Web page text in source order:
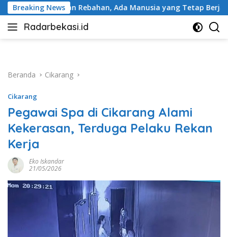
Langsung
ke
konten
Breaking News
Ada Manusia yang Tetap Berjalan BRI Peduli
Radarbekasi.id
Berita
Beranda
Cikarang
Cikarang
Pegawai Spa di Cikarang Alami
Kekerasan, Terduga Pelaku Rekan
Kerja
Eko Iskandar
21/05/2026